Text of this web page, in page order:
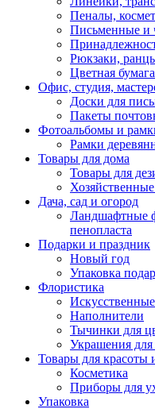
Пеналы,
Письменные и
Рюкзаки,
Цветная
Офис, студия,
Доски для
Пакеты
Фотоальбомы и
Рамки
Товары для дома
Товары для
Дача, сад и огород
Ландшафтные
пенопласта
Подарки и праздник
Новый год
Упаковка
Флористика
Наполнители
Тычинки для
Украшения
Товары для красоты
Косметика
Приборы для
Упаковка